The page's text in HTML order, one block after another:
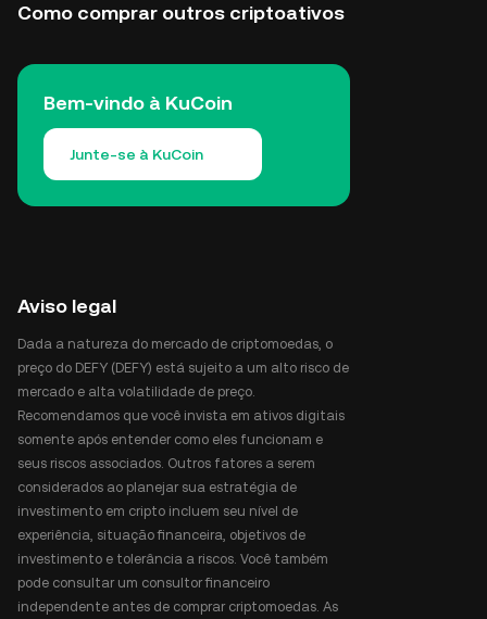
Como comprar outros criptoativos
Bem-vindo à KuCoin
Junte-se à KuCoin
Aviso legal
Dada a natureza do mercado de criptomoedas, o
preço do DEFY (DEFY) está sujeito a um alto risco de
mercado e alta volatilidade de preço.
Recomendamos que você invista em ativos digitais
somente após entender como eles funcionam e
seus riscos associados. Outros fatores a serem
considerados ao planejar sua estratégia de
investimento em cripto incluem seu nível de
experiência, situação financeira, objetivos de
investimento e tolerância a riscos. Você também
pode consultar um consultor financeiro
independente antes de comprar criptomoedas. As